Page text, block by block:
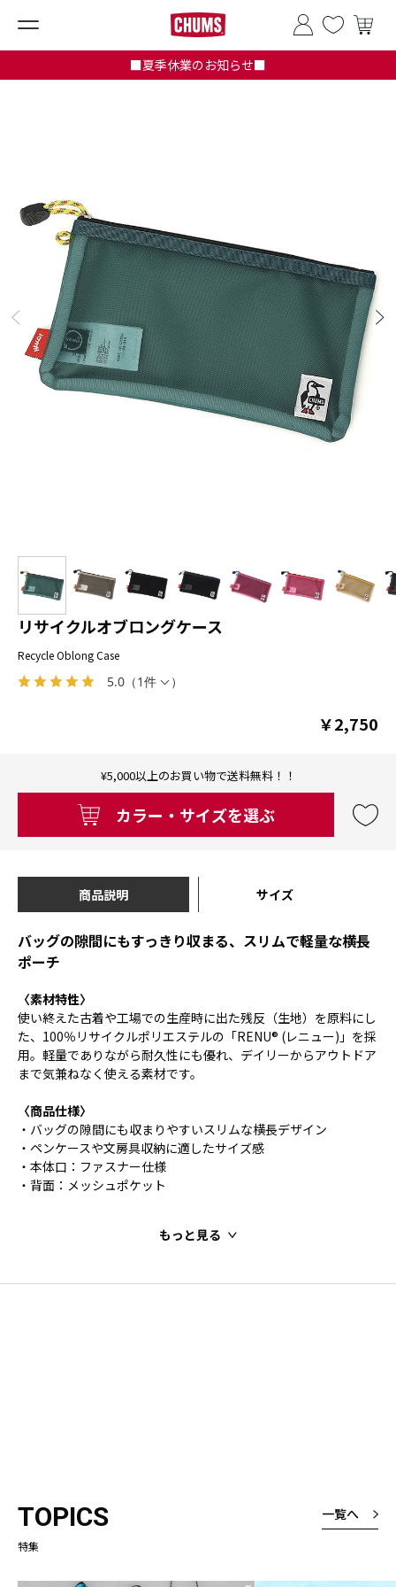
■夏季休業のお知らせ■
5.0 （1件 ）
リサイクルオブロングケース
Recycle Oblong Case
￥2,750
¥5,000以上のお買い物で送料無料！！
カラー・サイズを選ぶ
商品説明 サイズ
バッグの隙間にもすっきり収まる、スリムで軽量な横長
ポーチ
〈素材特性〉
使い終えた古着や工場での生産時に出た残反（生地）を原料にし
た、100％リサイクルポリエステルの「RENU® (レニュー)」を採
用。軽量でありながら耐久性にも優れ、デイリーからアウトドア
まで気兼ねなく使える素材です。
〈商品仕様〉
・バッグの隙間にも収まりやすいスリムな横長デザイン
・ペンケースや文房具収納に適したサイズ感
・本体口：ファスナー仕様
・背面：メッシュポケット
もっと見る
TOPICS
特集
一覧へ